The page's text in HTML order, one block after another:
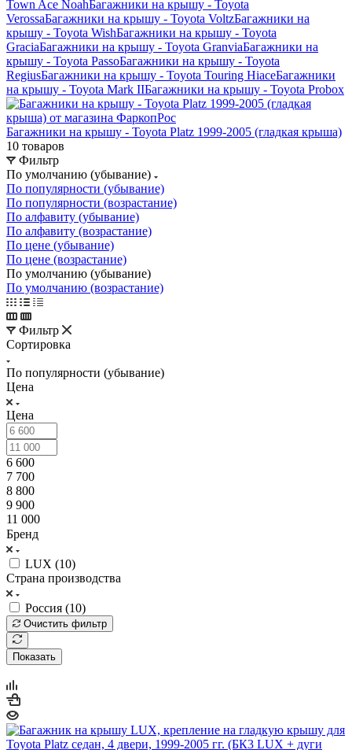
Town Ace NoahБагажники на крышу - Toyota
VerossaБагажники на крышу - Toyota VoltzБагажники на
крышу - Toyota WishБагажники на крышу - Toyota
GraciaБагажники на крышу - Toyota GranviaБагажники на
крышу - Toyota PassoБагажники на крышу - Toyota
RegiusБагажники на крышу - Toyota Touring HiaceБагажники
на крышу - Toyota Mark IIБагажники на крышу - Toyota Probox
Багажники на крышу - Toyota Platz 1999-2005 (гладкая крыша)
10 товаров
Фильтр
По умолчанию (убывание)
По популярности (убывание)
По популярности (возрастание)
По алфавиту (убывание)
По алфавиту (возрастание)
По цене (убывание)
По цене (возрастание)
По умолчанию (убывание)
По умолчанию (возрастание)
Фильтр
Сортировка
По популярности (убывание)
Цена
Цена
6 600
7 700
8 800
9 900
11 000
Бренд
LUX (10)
Страна производства
Россия (10)
Очистить фильтр
Показать